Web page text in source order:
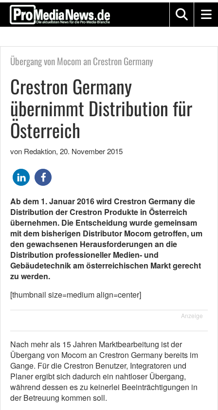
Übergang von Mocom an Crestron Germany
Crestron Germany
übernimmt Distribution für
Österreich
von Redaktion, 20. November 2015
Ab dem 1. Januar 2016 wird Crestron Germany die
Distribution der Crestron Produkte in Österreich
übernehmen. Die Entscheidung wurde gemeinsam
mit dem bisherigen Distributor Mocom getroffen, um
den gewachsenen Herausforderungen an die
Distribution professioneller Medien- und
Gebäudetechnik am österreichischen Markt gerecht
zu werden.
[thumbnail size=medium align=center]
Anzeige
Nach mehr als 15 Jahren Marktbearbeitung ist der
Übergang von Mocom an Crestron Germany bereits im
Gange. Für die Crestron Benutzer, Integratoren und
Planer ergibt sich dadurch ein nahtloser Übergang,
während dessen es zu keinerlei Beeinträchtigungen in
der Betreuung kommen soll.